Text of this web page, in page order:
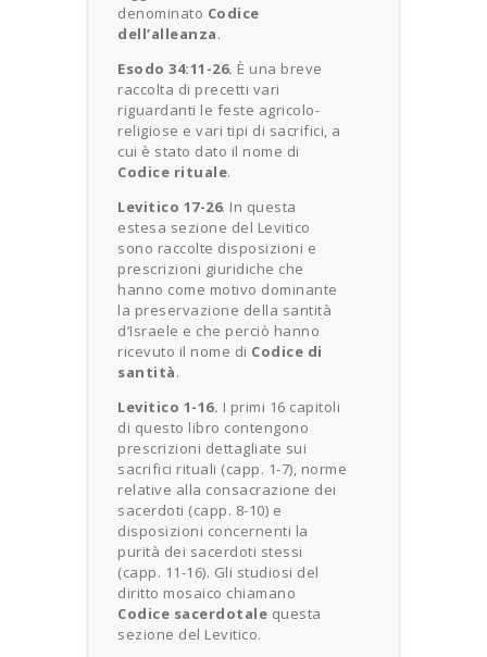
denominato Codice
dell’alleanza.
Esodo 34:11-26. È una breve
raccolta di precetti vari
riguardanti le feste agricolo-
religiose e vari tipi di sacrifici, a
cui è stato dato il nome di
Codice rituale.
Levitico 17-26. In questa
estesa sezione del Levitico
sono raccolte disposizioni e
prescrizioni giuridiche che
hanno come motivo dominante
la preservazione della santità
d’Israele e che perciò hanno
ricevuto il nome di Codice di
santità.
Levitico 1-16. I primi 16 capitoli
di questo libro contengono
prescrizioni dettagliate sui
sacrifici rituali (capp. 1-7), norme
relative alla consacrazione dei
sacerdoti (capp. 8-10) e
disposizioni concernenti la
purità dei sacerdoti stessi
(capp. 11-16). Gli studiosi del
diritto mosaico chiamano
Codice sacerdotale questa
sezione del Levitico.